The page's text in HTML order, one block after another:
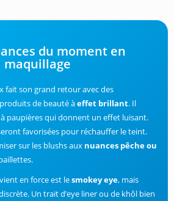
du moment en
maquillage
fait son grand retour avec des
de beauté àeffet brillant. Il
paupières qui donnent un effet luisant.
favorisées pour réchauffer le teint.
sur les blushs aux nuances pêche ou
en force est lesmokey eye, mais
Un trait d’eye liner ou de khôl bien